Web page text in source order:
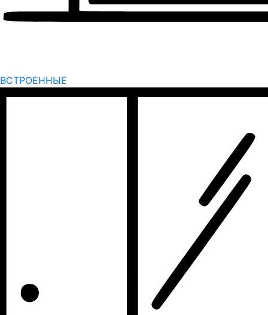
ВСТРОЕННЫЕ